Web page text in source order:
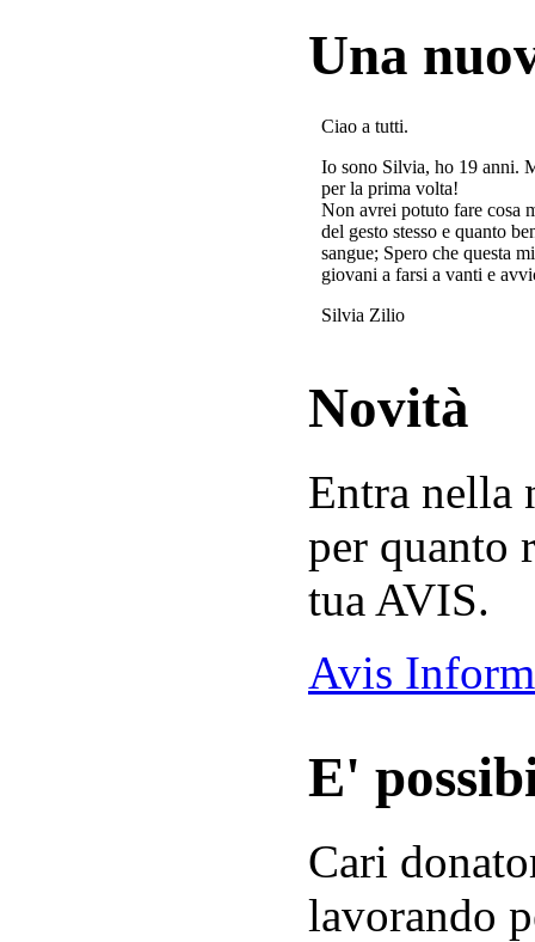
Una
Ciao a tutti.
Io sono Silvia, ho 19 anni.
per la prima volta!
Non avrei potuto fare cosa
del gesto stesso e quanto
sangue; Spero che questa
giovani a farsi a vanti e
Silvia Zilio
Novità
Entra nella
per quanto
tua AVIS.
Avis
E'
Cari
lavorando